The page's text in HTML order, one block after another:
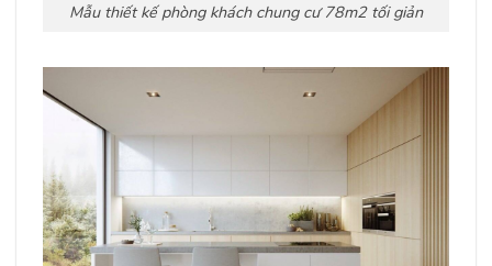
Mẫu thiết kế phòng khách chung cư 78m2 tối giản